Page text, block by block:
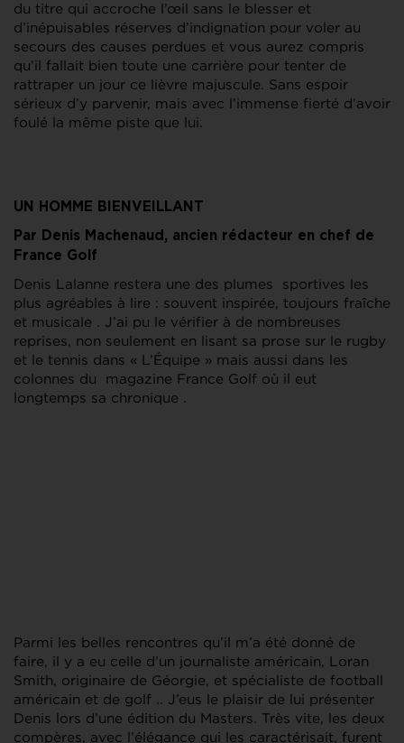
du titre qui accroche l’œil sans le blesser et
d’inépuisables réserves d’indignation pour voler au
secours des causes perdues et vous aurez compris
qu’il fallait bien toute une carrière pour tenter de
rattraper un jour ce lièvre majuscule. Sans espoir
sérieux d’y parvenir, mais avec l’immense fierté d’avoir
foulé la même piste que lui.
UN HOMME BIENVEILLANT
Par Denis Machenaud, ancien rédacteur en chef de
France Golf
Denis Lalanne restera une des plumes sportives les
plus agréables à lire : souvent inspirée, toujours fraîche
et musicale . J’ai pu le vérifier à de nombreuses
reprises, non seulement en lisant sa prose sur le rugby
et le tennis dans « L’Équipe » mais aussi dans les
colonnes du magazine France Golf où il eut
longtemps sa chronique .
Parmi les belles rencontres qu’il m’a été donné de
faire, il y a eu celle d’un journaliste américain, Loran
Smith, originaire de Géorgie, et spécialiste de football
américain et de golf .. J’eus le plaisir de lui présenter
Denis lors d’une édition du Masters. Très vite, les deux
compères, avec l’élégance qui les caractérisait, furent